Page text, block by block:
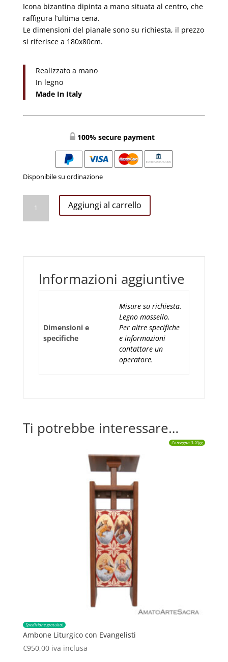
Icona bizantina dipinta a mano situata al centro, che
raffigura l’ultima cena.
Le dimensioni del pianale sono su richiesta, il prezzo
si riferisce a 180x80cm.
Realizzato a mano
In legno
Made In Italy
100% secure payment
Disponibile su ordinazione
Legno
Cena
quantità
Aggiungi al carrello
Informazioni aggiuntive
Dimensioni e
specifiche
Misure su richiesta.
Legno massello.
Per altre specifiche
e informazioni
contattare un
operatore.
Ti potrebbe interessare…
Consegna 3-20gg
Spedizione gratuita!
Ambone Liturgico con Evangelisti
€950,00 iva inclusa